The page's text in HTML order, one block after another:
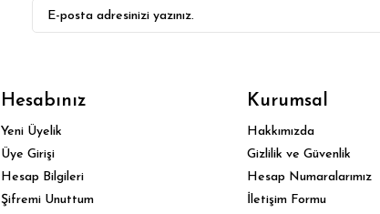
Hesabınız
Yeni Üyelik
Üye Girişi
Hesap Bilgileri
Şifremi Unuttum
Kurumsal
Hakkımızda
Gizlilik ve Güvenlik
Hesap Numaralarımız
İletişim Formu